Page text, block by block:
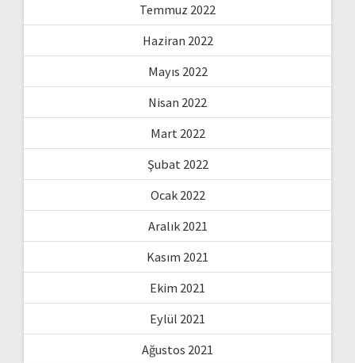
Temmuz 2022
Haziran 2022
Mayıs 2022
Nisan 2022
Mart 2022
Şubat 2022
Ocak 2022
Aralık 2021
Kasım 2021
Ekim 2021
Eylül 2021
Ağustos 2021